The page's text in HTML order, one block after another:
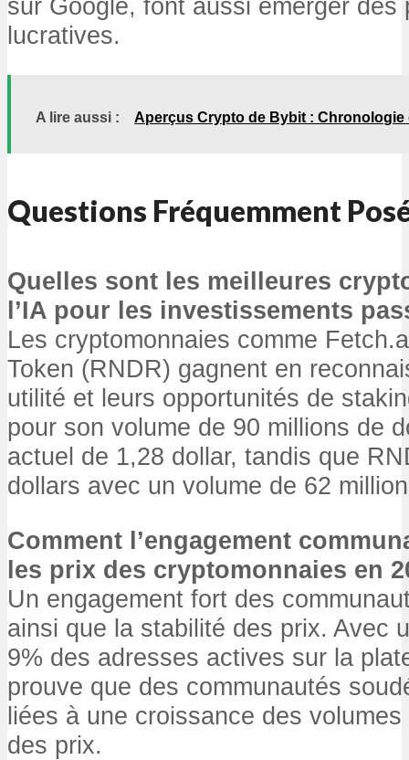
sur Google, font aussi émerger des
lucratives.
A lire aussi : Aperçus Crypto de Bybit : Chronologie
Questions Fréquemment
Quelles sont les meilleures
l’IA pour les investissements
Les cryptomonnaies comme
Token (RNDR) gagnent en
utilité et leurs opportunités de
pour son volume de 90 millions de
actuel de 1,28 dollar, tandis que
dollars avec un volume de 62
Comment l’engagement
les prix des cryptomonnaies en
Un engagement fort des
ainsi que la stabilité des prix. Avec
9% des adresses actives sur la
prouve que des communautés
liées à une croissance des
des prix.